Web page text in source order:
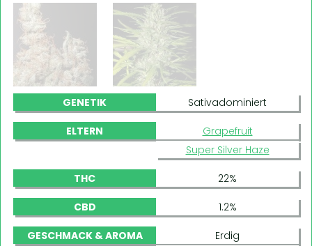
GENETIK Sativadominiert
ELTERN
Grapefruit
Super Silver Haze
THC 22%
CBD 1.2%
GESCHMACK & AROMA
Erdig